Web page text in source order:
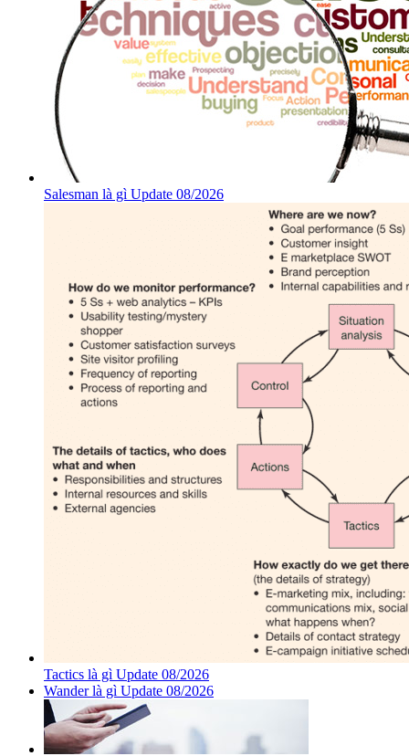
Salesman là gì Update 08/2026
Tactics là gì Update 08/2026
Wander là gì Update 08/2026